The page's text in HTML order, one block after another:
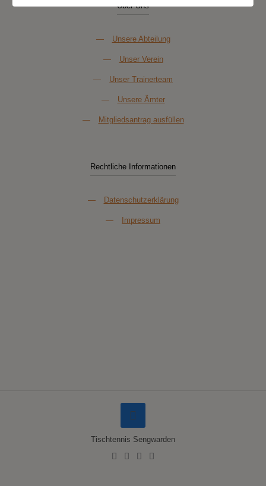
Über Uns
— Unsere Abteilung
— Unser Verein
— Unser Trainerteam
— Unsere Ämter
— Mitgliedsantrag ausfüllen
Rechtliche Informationen
— Datenschutzerklärung
— Impressum
Tischtennis Sengwarden